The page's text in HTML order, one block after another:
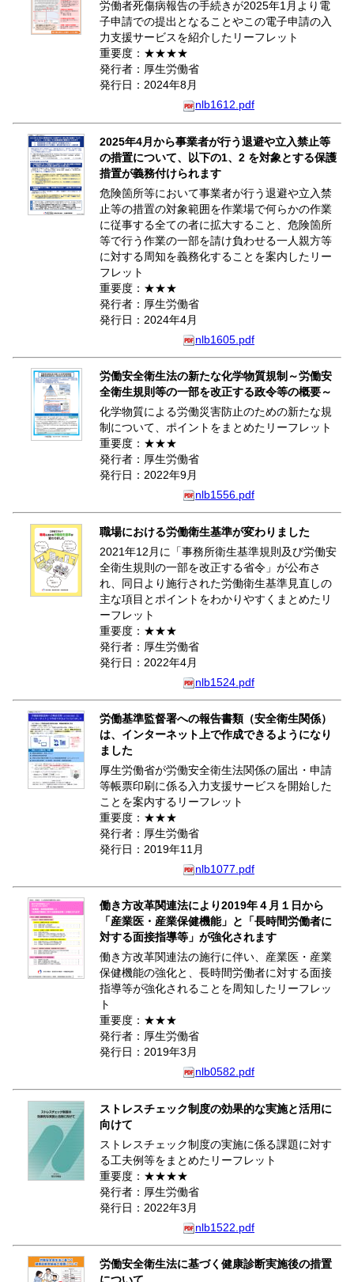
労働者死傷病報告の手続きが2025年1月より電
子申請での提出となることやこの電子申請の入
力支援サービスを紹介したリーフレット
重要度：★★★★
発行者：厚生労働省
発行日：2024年8月
nlb1612.pdf
2025年4月から事業者が行う退避や立入禁止等
の措置について、以下の1、2 を対象とする保護
措置が義務付けられます
危険箇所等において事業者が行う退避や立入禁
止等の措置の対象範囲を作業場で何らかの作業
に従事する全ての者に拡大すること、危険箇所
等で行う作業の一部を請け負わせる一人親方等
に対する周知を義務化することを案内したリー
フレット
重要度：★★★
発行者：厚生労働省
発行日：2024年4月
nlb1605.pdf
労働安全衛生法の新たな化学物質規制～労働安
全衛生規則等の一部を改正する政令等の概要～
化学物質による労働災害防止のための新たな規
制について、ポイントをまとめたリーフレット
重要度：★★★
発行者：厚生労働省
発行日：2022年9月
nlb1556.pdf
職場における労働衛生基準が変わりました
2021年12月に「事務所衛生基準規則及び労働安
全衛生規則の一部を改正する省令」が公布さ
れ、同日より施行された労働衛生基準見直しの
主な項目とポイントをわかりやすくまとめたリ
ーフレット
重要度：★★★
発行者：厚生労働省
発行日：2022年4月
nlb1524.pdf
労働基準監督署への報告書類（安全衛生関係）
は、インターネット上で作成できるようになり
ました
厚生労働省が労働安全衛生法関係の届出・申請
等帳票印刷に係る入力支援サービスを開始した
ことを案内するリーフレット
重要度：★★★
発行者：厚生労働省
発行日：2019年11月
nlb1077.pdf
働き方改革関連法により2019年４月１日から
「産業医・産業保健機能」と「長時間労働者に
対する面接指導等」が強化されます
働き方改革関連法の施行に伴い、産業医・産業
保健機能の強化と、長時間労働者に対する面接
指導等が強化されることを周知したリーフレッ
ト
重要度：★★★
発行者：厚生労働省
発行日：2019年3月
nlb0582.pdf
ストレスチェック制度の効果的な実施と活用に
向けて
ストレスチェック制度の実施に係る課題に対す
る工夫例等をまとめたリーフレット
重要度：★★★★
発行者：厚生労働省
発行日：2022年3月
nlb1522.pdf
労働安全衛生法に基づく健康診断実施後の措置